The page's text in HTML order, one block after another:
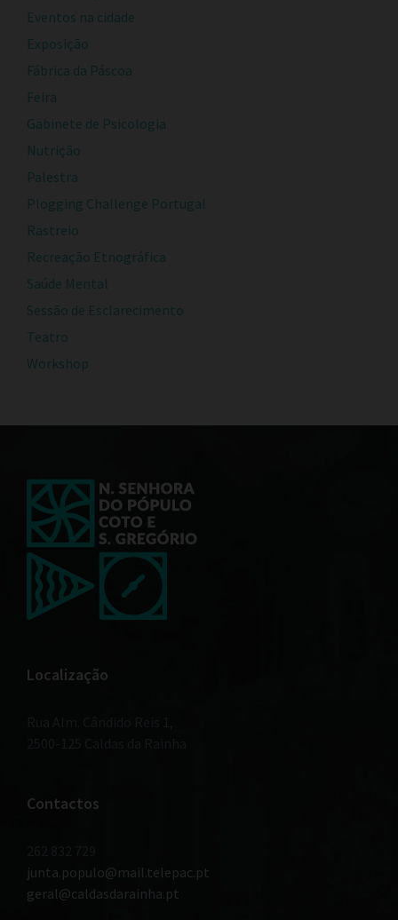
Eventos na cidade
Exposição
Fábrica da Páscoa
Feira
Gabinete de Psicologia
Nutrição
Palestra
Plogging Challenge Portugal
Rastreio
Recreação Etnográfica
Saúde Mental
Sessão de Esclarecimento
Teatro
Workshop
Localização
Contactos
junta.populo@mail.telepac.pt
geral@caldasdarainha.pt